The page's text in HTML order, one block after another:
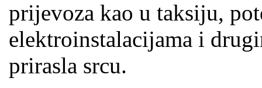
prijevoza kao u taksiju,
elektroinstalacijama i
prirasla srcu.